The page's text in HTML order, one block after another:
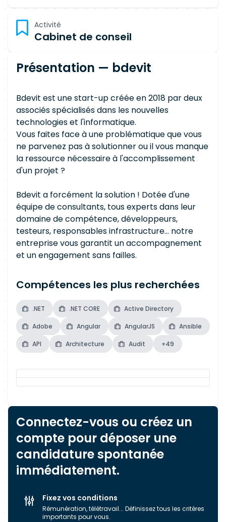
Activité
Cabinet de conseil
Présentation — bdevit
Bdevit est une start-up créée en 2018 par deux
associés spécialisés dans les nouvelles
technologies et l'informatique.
Vous faites face à une problématique que vous
ne parvenez pas à solutionner ou il vous manque
la ressource nécessaire à l'accomplissement
d'un projet ?
Bdevit a forcément la solution ! Dotée d'une
équipe de consultants, tous experts dans leur
domaine de compétence, développeurs,
testeurs, responsables infrastructure… notre
entreprise vous garantit un accompagnement
et un engagement sans failles.
Compétences les plus recherchées
.NET .NET CORE Active Directory
Adobe Angular AngularJS Ansible
API Architecture Audit +49
Connectez-vous ou créez un
compte pour déposer une
candidature spontanée
immédiatement.
Fixez vos conditions
Rémunération, télétravail... Définissez tous les critères
importants pour vous.